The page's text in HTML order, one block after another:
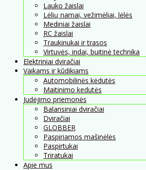
Lauko žaislai
Lėlių namai, vežimėliai, lėlės
Mediniai žaislai
RC žaislai
Traukinukai ir trasos
Virtuvės, indai, buitinė technika
Elektriniai dviračiai
Vaikams ir kūdikiams
Automobilinės kėdutės
Maitinimo kedutės
Judėjimo priemonės
Balansiniai dviračiai
Dviračiai
GLOBBER
Paspiriamos mašinėlės
Paspirtukai
Triratukai
Apie mus